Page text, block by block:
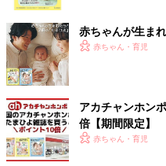
をもらいました。
ちなみに、娘が大好きになっ
ミー"。トビハゼの一種なので
いるトビハゼが水辺をぴょん
づけられたのだそうです。
そんなこんなで西表島からた
然のパワーをもらった今回の‟
これまでの夏休みといえば、
日ごろの疲れを癒やせる場所
赤ちゃんが生ま
赤ちゃん・育児
アカチャンホン
倍【期間限定】
赤ちゃん・育児